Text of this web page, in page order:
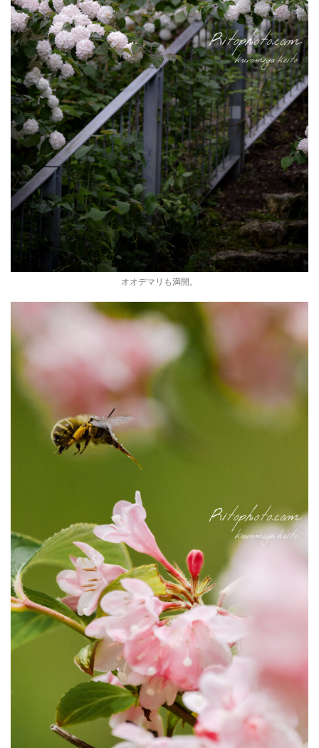
オオデマリも満開。